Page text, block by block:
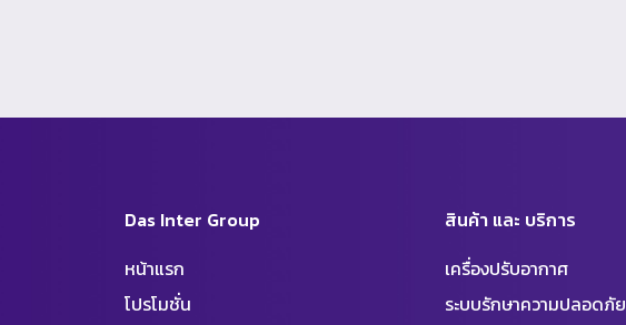
Das Inter Group
หน้าแรก
โปรโมชั่น
สินค้า และ บริการ
เครื่องปรับอากาศ
ระบบรักษาความปลอดภัย